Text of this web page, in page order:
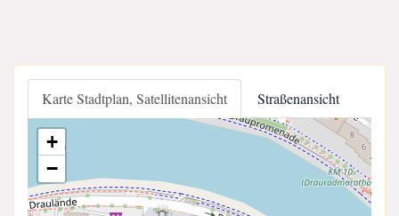
Karte Stadtplan, Satellitenansicht Straßenansicht
+
−